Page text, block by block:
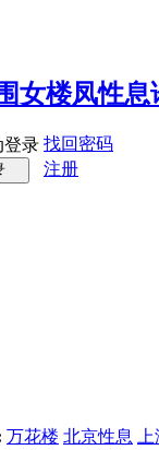
登录 找回密码
注册
万花楼 北京性息